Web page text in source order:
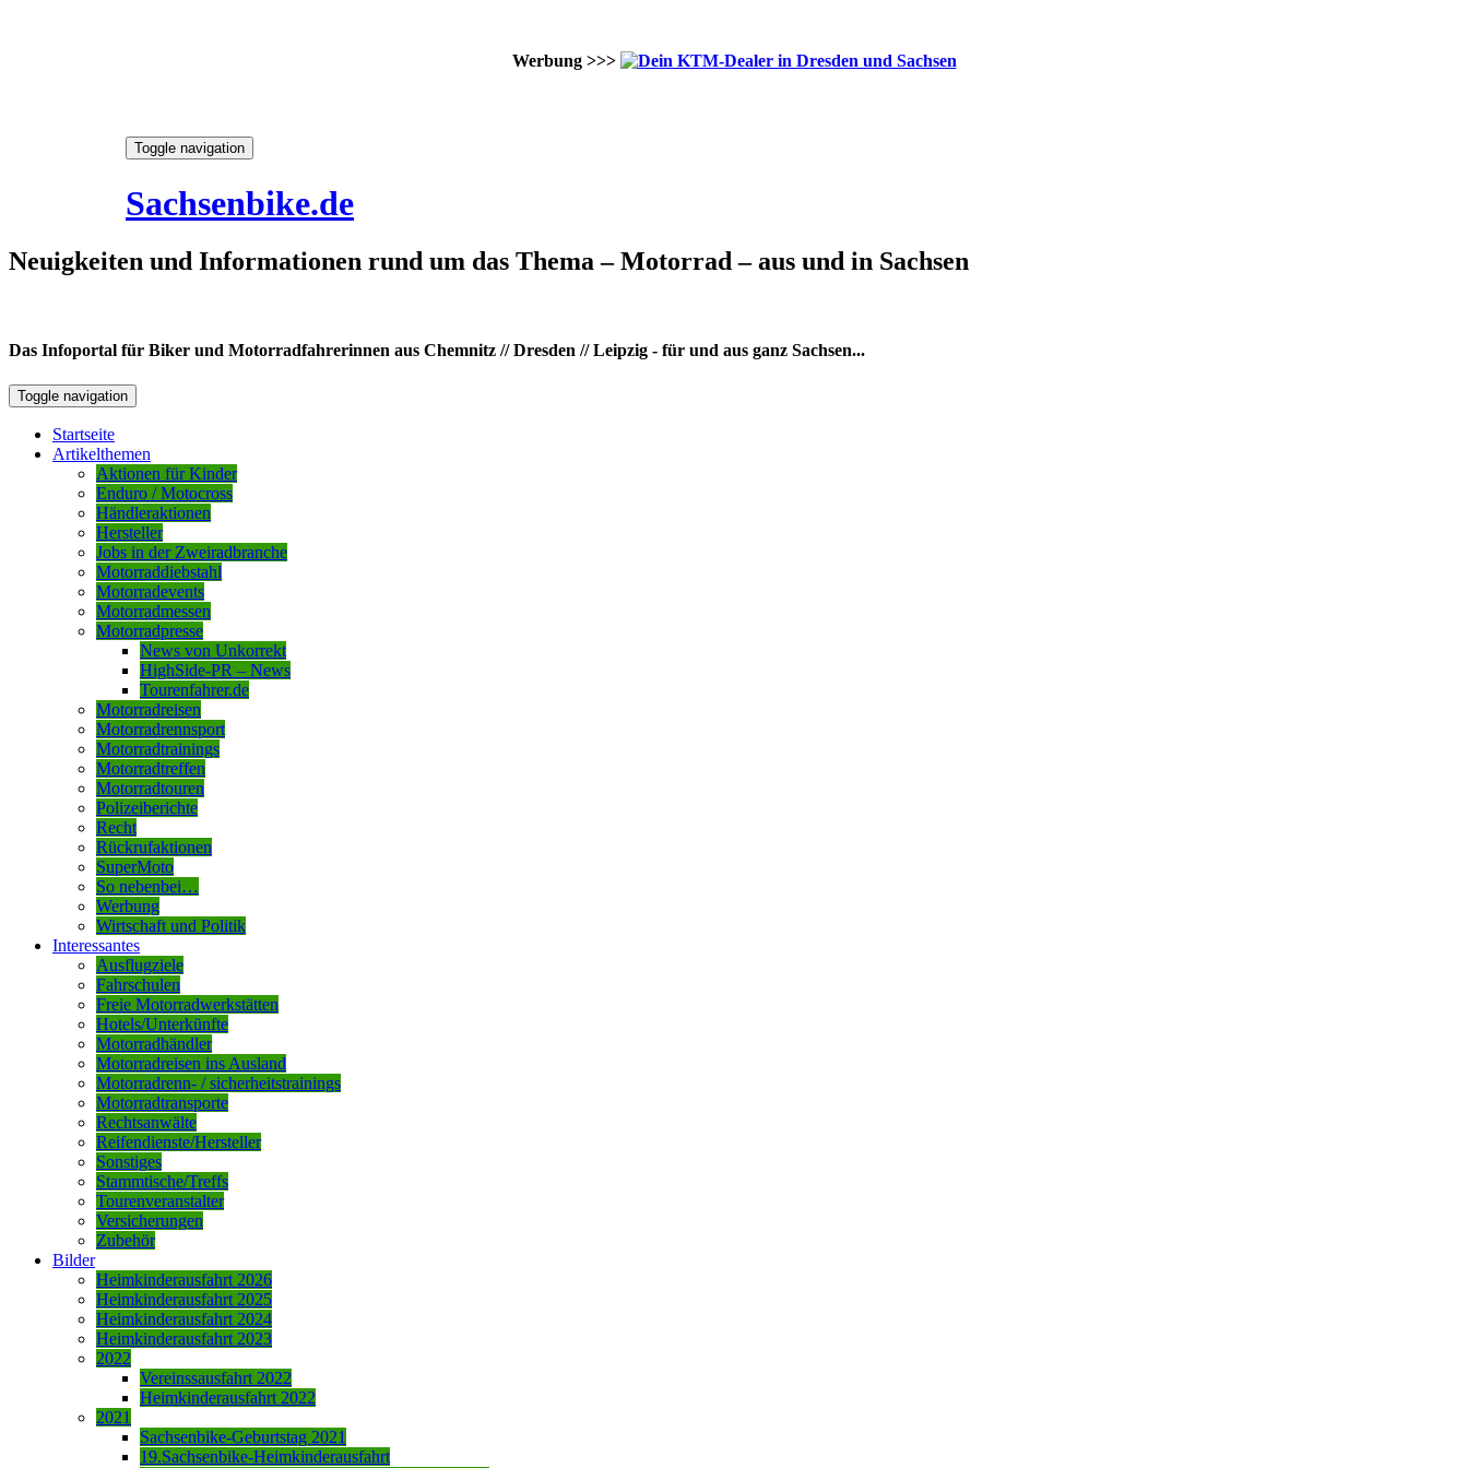
Werbung >>>
Toggle navigation
Sachsenbike.de
Neuigkeiten und Informationen rund um das Thema – Motorrad – aus und in Sachsen
Das Infoportal für Biker und Motorradfahrerinnen aus Chemnitz // Dresden // Leipzig - für und aus ganz Sachsen...
Toggle navigation
Startseite
Artikelthemen
Aktionen für Kinder
Enduro / Motocross
Händleraktionen
Hersteller
Jobs in der Zweiradbranche
Motorraddiebstahl
Motorradevents
Motorradmessen
Motorradpresse
News von Unkorrekt
HighSide-PR – News
Tourenfahrer.de
Motorradreisen
Motorradrennsport
Motorradtrainings
Motorradtreffen
Motorradtouren
Polizeiberichte
Recht
Rückrufaktionen
SuperMoto
So nebenbei…
Werbung
Wirtschaft und Politik
Interessantes
Ausflugziele
Fahrschulen
Freie Motorradwerkstätten
Hotels/Unterkünfte
Motorradhändler
Motorradreisen ins Ausland
Motorradrenn- / sicherheitstrainings
Motorradtransporte
Rechtsanwälte
Reifendienste/Hersteller
Sonstiges
Stammtische/Treffs
Tourenveranstalter
Versicherungen
Zubehör
Bilder
Heimkinderausfahrt 2026
Heimkinderausfahrt 2025
Heimkinderausfahrt 2024
Heimkinderausfahrt 2023
2022
Vereinssausfahrt 2022
Heimkinderausfahrt 2022
2021
Sachsenbike-Geburtstag 2021
19.Sachsenbike-Heimkinderausfahrt